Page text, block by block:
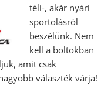
téli-, akár nyári
sportolásról
beszélünk. Nem
kell a boltokban
amit csak
választék várja!